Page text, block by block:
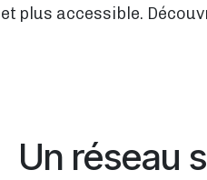
plus accessible.
Un réseau